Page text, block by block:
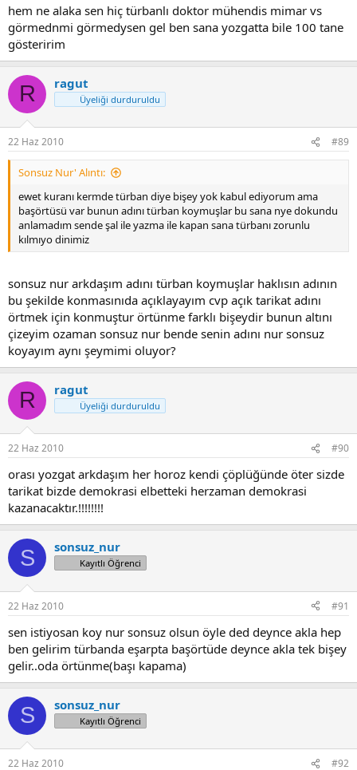
hem ne alaka sen hiç türbanlı doktor mühendis mimar vs
görmednmi görmedysen gel ben sana yozgatta bile 100 tane
gösteririm
R ragut
Üyeliği durduruldu
22 Haz 2010 #89
Sonsuz Nur' Alıntı:
ewet kuranı kermde türban diye bişey yok kabul ediyorum ama
başörtüsü var bunun adını türban koymuşlar bu sana nye dokundu
anlamadım sende şal ile yazma ile kapan sana türbanı zorunlu
kılmıyo dinimiz
sonsuz nur arkdaşım adını türban koymuşlar haklısın adının
bu şekilde konmasınıda açıklayayım cvp açık tarikat adını
örtmek için konmuştur örtünme farklı bişeydir bunun altını
çizeyim ozaman sonsuz nur bende senin adını nur sonsuz
koyayım aynı şeymimi oluyor?
R ragut
Üyeliği durduruldu
22 Haz 2010 #90
orası yozgat arkdaşım her horoz kendi çöplüğünde öter sizde
tarikat bizde demokrasi elbetteki herzaman demokrasi
kazanacaktır.!!!!!!!!
S sonsuz_nur
Kayıtlı Öğrenci
22 Haz 2010 #91
sen istiyosan koy nur sonsuz olsun öyle ded deynce akla hep
ben gelirim türbanda eşarpta başörtüde deynce akla tek bişey
gelir..oda örtünme(başı kapama)
S sonsuz_nur
Kayıtlı Öğrenci
22 Haz 2010 #92